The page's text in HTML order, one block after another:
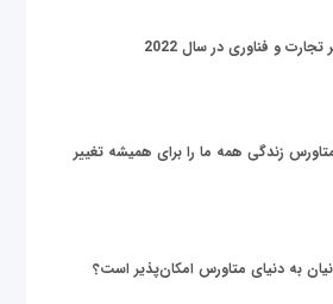
زندگی همه ما را برای همیشه تغییر
به دنیای متاورس امکان‌پذیر است؟